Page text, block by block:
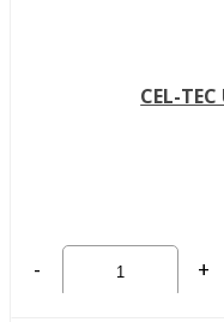
CEL-
- +